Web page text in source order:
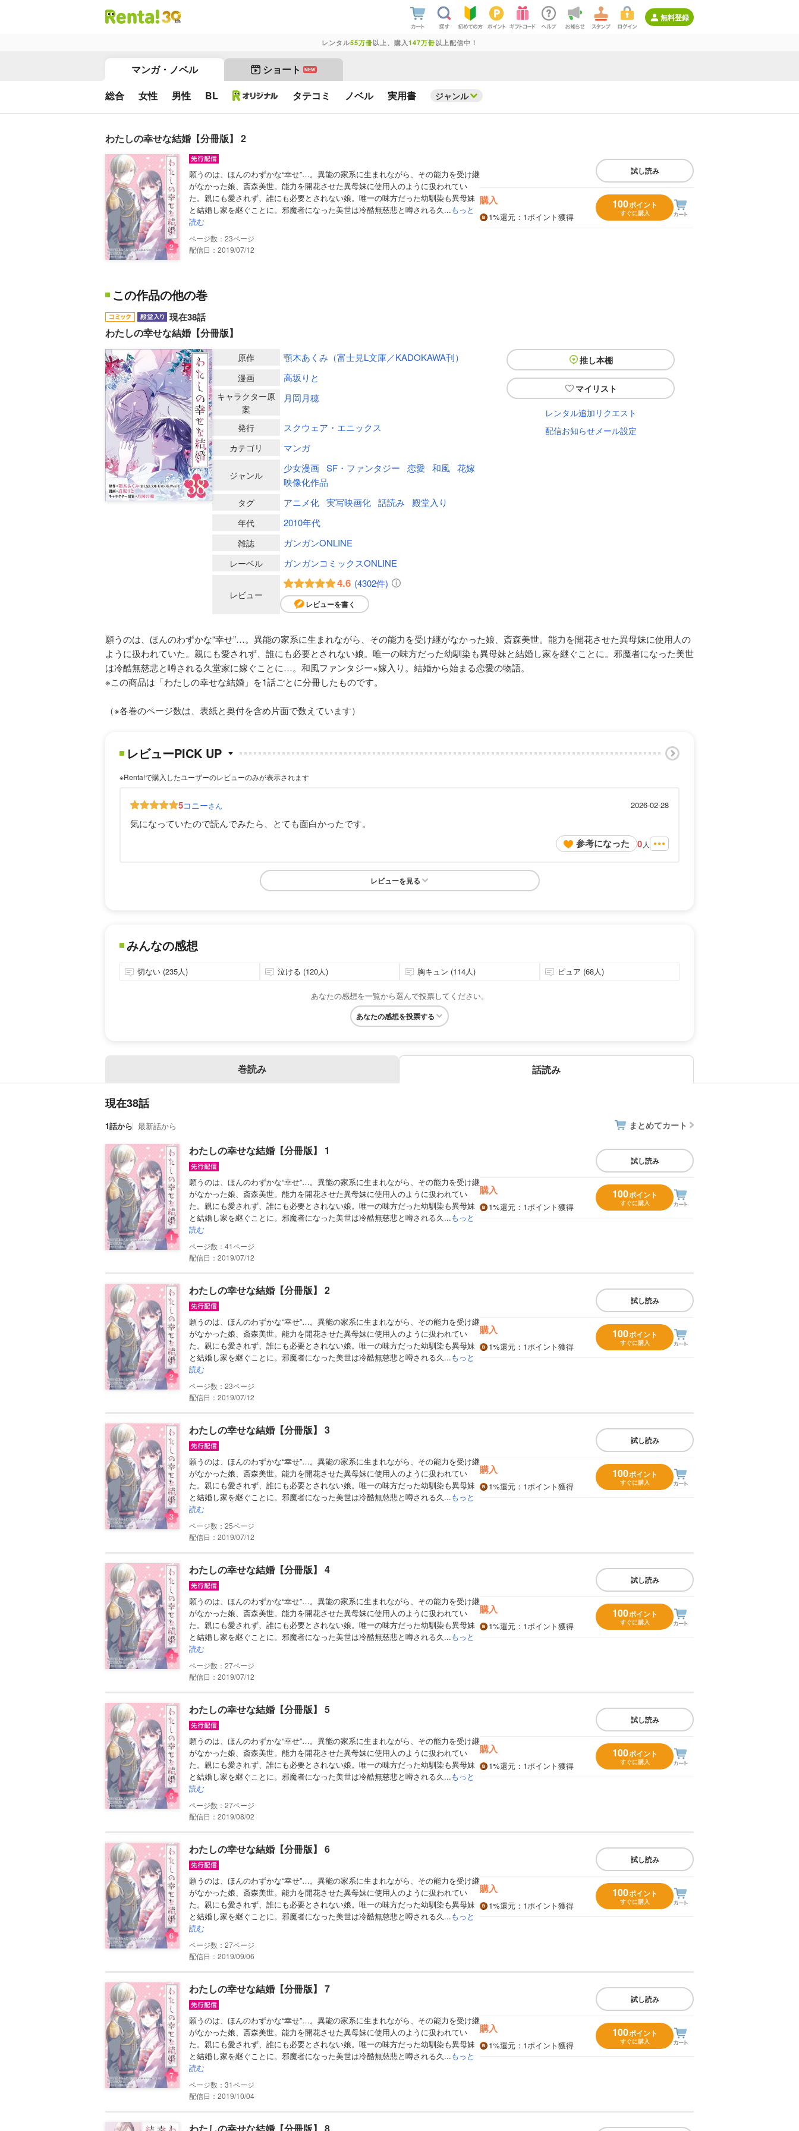
無料登録
レンタル55万冊以上、購入 147万冊以上配信中！
マンガ・ノベル ショート NEW
総合 女性 男性 BL タテコミ ノベル 実用書 ジャンル
わたしの幸せな結婚【分冊版】 2
願うのは、ほんのわずかな“幸せ”…。異能の家系に生まれながら、その能力を受け継
がなかった娘、斎森美世。能力を開花させた異母妹に使用人のように扱われてい
た。親にも愛されず、誰にも必要とされない娘。唯一の味方だった幼馴染も異母妹
と結婚し家を継ぐことに。邪魔者になった美世は冷酷無慈悲と噂される久...もっと
読む
23
配信日：2019/07/12
試し読み
購入
1%還元 ：1ポイント獲得
100ポイント
すぐに購入
この作品の他の巻
現在38話
わたしの幸せな結婚【分冊版】
推し本棚
マイリスト
レンタル追加リクエスト
配信お知らせメール設定
原作 顎木あくみ（富士見L文庫／KADOKAWA刊）
漫画 高坂りと
キャラクター原
案
月岡月穂
発行 スクウェア・エニックス
カテゴリ マンガ
ジャンル
少女漫画 SF・ファンタジー 恋愛 和風 花嫁
映像化作品
タグ アニメ化 実写映画化 話読み 殿堂入り
年代 2010年代
雑誌 ガンガンONLINE
レーベル ガンガンコミックスONLINE
レビュー
4.6 (4302件)
レビューを書く
願うのは、ほんのわずかな“幸せ”…。異能の家系に生まれながら、その能力を受け継がなかった娘、斎森美世。能力を開花させた異母妹に使用人の
ように扱われていた。親にも愛されず、誰にも必要とされない娘。唯一の味方だった幼馴染も異母妹と結婚し家を継ぐことに。邪魔者になった美世
は冷酷無慈悲と噂される久堂家に嫁ぐことに…。和風ファンタジー×嫁入り。結婚から始まる恋愛の物語。
※この商品は「わたしの幸せな結婚」を1話ごとに分冊したものです。
（※各巻のページ数は、表紙と奥付を含め片面で数えています）
レビューPICK UP
※Renta!で購入したユーザーのレビューのみが表示されます
5コニーさん 2026-02-28
気になっていたので読んでみたら、とても面白かったです。
参考になった 0 人
レビューを見る
みんなの感想
切ない (235人) 泣ける (120人) 胸キュン (114人) ピュア (68人)
あなたの感想を一覧から選んで投票してください。
あなたの感想を投票する
巻読み 話読み
現在38話
1話から 最新話から まとめてカート
わたしの幸せな結婚【分冊版】 1
願うのは、ほんのわずかな“幸せ”…。異能の家系に生まれながら、その能力を受け継
がなかった娘、斎森美世。能力を開花させた異母妹に使用人のように扱われてい
た。親にも愛されず、誰にも必要とされない娘。唯一の味方だった幼馴染も異母妹
と結婚し家を継ぐことに。邪魔者になった美世は冷酷無慈悲と噂される久...もっと
読む
41
配信日：2019/07/12
試し読み
購入
1%還元 ：1ポイント獲得
100ポイント
すぐに購入
わたしの幸せな結婚【分冊版】 2
願うのは、ほんのわずかな“幸せ”…。異能の家系に生まれながら、その能力を受け継
がなかった娘、斎森美世。能力を開花させた異母妹に使用人のように扱われてい
た。親にも愛されず、誰にも必要とされない娘。唯一の味方だった幼馴染も異母妹
と結婚し家を継ぐことに。邪魔者になった美世は冷酷無慈悲と噂される久...もっと
読む
23
配信日：2019/07/12
試し読み
購入
1%還元 ：1ポイント獲得
100ポイント
すぐに購入
わたしの幸せな結婚【分冊版】 3
願うのは、ほんのわずかな“幸せ”…。異能の家系に生まれながら、その能力を受け継
がなかった娘、斎森美世。能力を開花させた異母妹に使用人のように扱われてい
た。親にも愛されず、誰にも必要とされない娘。唯一の味方だった幼馴染も異母妹
と結婚し家を継ぐことに。邪魔者になった美世は冷酷無慈悲と噂される久...もっと
読む
25
配信日：2019/07/12
試し読み
購入
1%還元 ：1ポイント獲得
100ポイント
すぐに購入
わたしの幸せな結婚【分冊版】 4
願うのは、ほんのわずかな“幸せ”…。異能の家系に生まれながら、その能力を受け継
がなかった娘、斎森美世。能力を開花させた異母妹に使用人のように扱われてい
た。親にも愛されず、誰にも必要とされない娘。唯一の味方だった幼馴染も異母妹
と結婚し家を継ぐことに。邪魔者になった美世は冷酷無慈悲と噂される久...もっと
読む
27
配信日：2019/07/12
試し読み
購入
1%還元 ：1ポイント獲得
100ポイント
すぐに購入
わたしの幸せな結婚【分冊版】 5
願うのは、ほんのわずかな“幸せ”…。異能の家系に生まれながら、その能力を受け継
がなかった娘、斎森美世。能力を開花させた異母妹に使用人のように扱われてい
た。親にも愛されず、誰にも必要とされない娘。唯一の味方だった幼馴染も異母妹
と結婚し家を継ぐことに。邪魔者になった美世は冷酷無慈悲と噂される久...もっと
読む
27
配信日：2019/08/02
試し読み
購入
1%還元 ：1ポイント獲得
100ポイント
すぐに購入
わたしの幸せな結婚【分冊版】 6
願うのは、ほんのわずかな“幸せ”…。異能の家系に生まれながら、その能力を受け継
がなかった娘、斎森美世。能力を開花させた異母妹に使用人のように扱われてい
た。親にも愛されず、誰にも必要とされない娘。唯一の味方だった幼馴染も異母妹
と結婚し家を継ぐことに。邪魔者になった美世は冷酷無慈悲と噂される久...もっと
読む
27
配信日：2019/09/06
試し読み
購入
1%還元 ：1ポイント獲得
100ポイント
すぐに購入
わたしの幸せな結婚【分冊版】 7
願うのは、ほんのわずかな“幸せ”…。異能の家系に生まれながら、その能力を受け継
がなかった娘、斎森美世。能力を開花させた異母妹に使用人のように扱われてい
た。親にも愛されず、誰にも必要とされない娘。唯一の味方だった幼馴染も異母妹
と結婚し家を継ぐことに。邪魔者になった美世は冷酷無慈悲と噂される久...もっと
読む
31
配信日：2019/10/04
試し読み
購入
1%還元 ：1ポイント獲得
100ポイント
すぐに購入
わたしの幸せな結婚【分冊版】 8